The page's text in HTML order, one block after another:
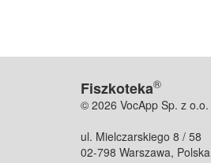
Fiszkoteka®
© 2026 VocApp Sp. z o.o.
ul. Mielczarskiego 8 / 58
02-798 Warszawa, Polska